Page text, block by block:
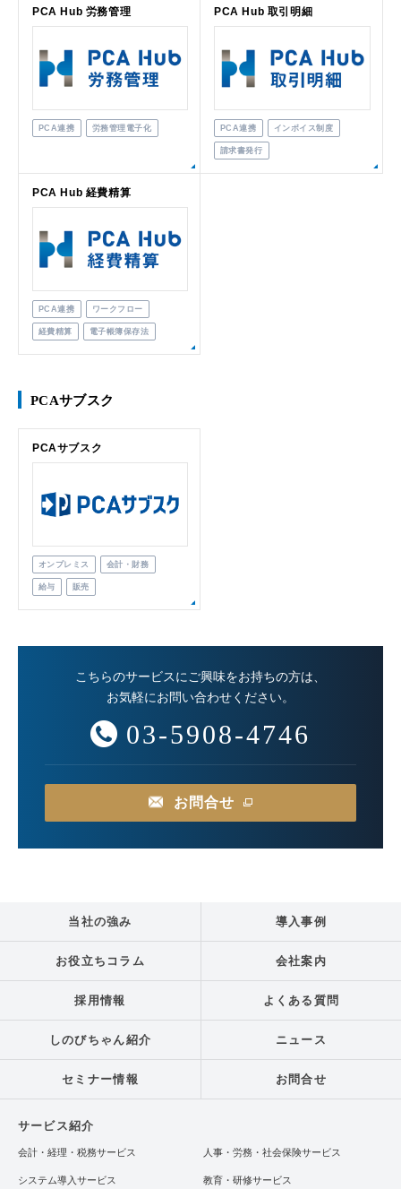
PCA Hub 労務管理
PCA連携 労務管理電子化
PCA Hub 取引明細
PCA連携 インボイス制度
請求書発行
PCA Hub 経費精算
PCA連携 ワークフロー
経費精算 電子帳簿保存法
PCAサブスク
PCAサブスク
オンプレミス 会計・財務
給与 販売
こちらのサービスにご興味をお持ちの方は、
お気軽にお問い合わせください。
03-5908-4746
お問合せ
当社の強み 導入事例
お役立ちコラム 会社案内
採用情報 よくある質問
しのびちゃん紹介 ニュース
セミナー情報 お問合せ
サービス紹介
会計・経理・税務サービス 人事・労務・社会保険サービス
システム導入サービス 教育・研修サービス